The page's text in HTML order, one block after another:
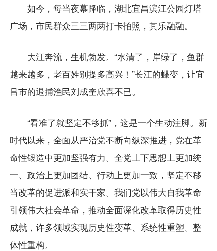
如今，每当夜幕降临，湖北宜昌滨江公园灯塔
广场，市民群众三三两两打卡拍照，其乐融融。
大江奔流，生机勃发。“水清了，岸绿了，鱼群
越来越多，老百姓别提多高兴！”长江的蝶变，让宜
昌市的退捕渔民刘成奎欣喜不已。
“看准了就坚定不移抓”，这是一个生动注脚。新
时代以来，全面从严治党不断向纵深推进，党在革
命性锻造中更加坚强有力。全党上下思想上更加统
一、政治上更加团结、行动上更加一致，坚定不移
当改革的促进派和实干家。我们党以伟大自我革命
引领伟大社会革命，推动全面深化改革取得历史性
成就，许多领域实现历史性变革、系统性重塑、整
体性重构。